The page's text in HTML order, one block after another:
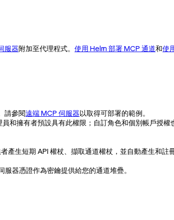
服器附加至代理程式。 使用 Helm 部署 MCP 通道和使
請參閱遠端 MCP 伺服器以取得可部署的範例。
和擁有者預設具有此權限；自訂角色和個別帳戶授
產生短期 API 權杖、擷取通道權杖，並自動產生和
服器憑證作為密鑰提供給您的通道堆疊。